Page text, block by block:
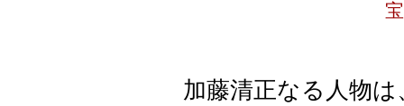
加藤清正なる人物は